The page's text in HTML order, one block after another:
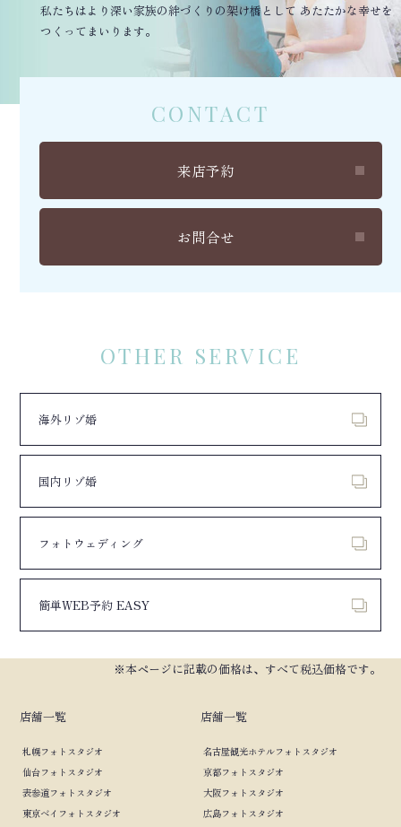
私たちはより深い家族の絆づくりの架け橋として あたたかな幸せを
つくってまいります。
CONTACT
来店予約
お問合せ
OTHER SERVICE
海外リゾ婚
国内リゾ婚
フォトウェディング
簡単WEB予約 EASY
※本ページに記載の価格は、すべて税込価格です。
店舗一覧
札幌フォトスタジオ
仙台フォトスタジオ
表参道フォトスタジオ
東京ベイフォトスタジオ
店舗一覧
名古屋観光ホテルフォトスタジオ
京都フォトスタジオ
大阪フォトスタジオ
広島フォトスタジオ